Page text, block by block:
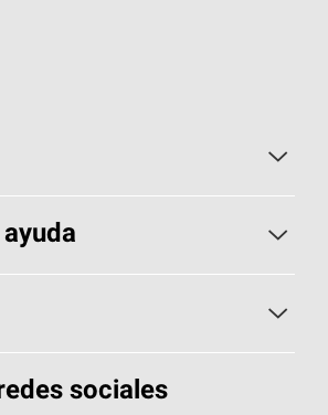
techos
sobre techos
diseño y color
-PINK®sociales